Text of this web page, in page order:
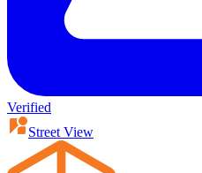
Verified
Street View